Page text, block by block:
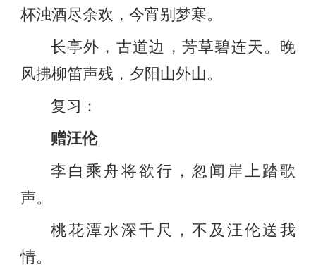
杯浊酒尽余欢，今宵别梦寒。
长亭外，古道边，芳草碧连天。晚
风拂柳笛声残，夕阳山外山。
复习：
赠汪伦
李白乘舟将欲行，忽闻岸上踏歌
声。
桃花潭水深千尺，不及汪伦送我
情。